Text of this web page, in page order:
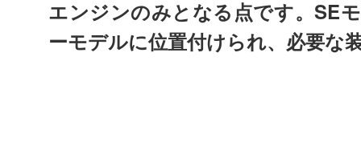
エンジンのみとなる点です。SE
ーモデルに位置付けられ、必要な